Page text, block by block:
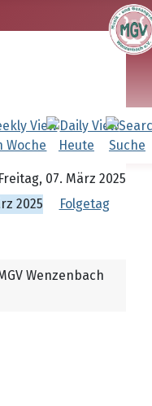
Woche Heute Suche
Freitag, 07. März 2025
2025
Folgetag
Wenzenbach